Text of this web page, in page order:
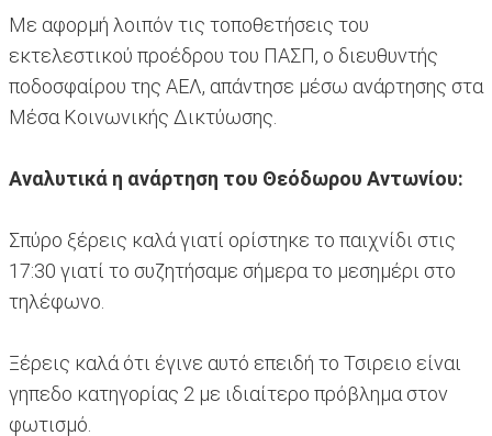
Με αφορμή λοιπόν τις τοποθετήσεις του
εκτελεστικού προέδρου του ΠΑΣΠ, ο διευθυντής
ποδοσφαίρου της ΑΕΛ, απάντησε μέσω ανάρτησης στα
Μέσα Κοινωνικής Δικτύωσης.
Αναλυτικά η ανάρτηση του Θεόδωρου Αντωνίου:
Σπύρο ξέρεις καλά γιατί ορίστηκε το παιχνίδι στις
17:30 γιατί το συζητήσαμε σήμερα το μεσημέρι στο
τηλέφωνο.
Ξέρεις καλά ότι έγινε αυτό επειδή το Τσιρειο είναι
γηπεδο κατηγορίας 2 με ιδιαίτερο πρόβλημα στον
φωτισμό.